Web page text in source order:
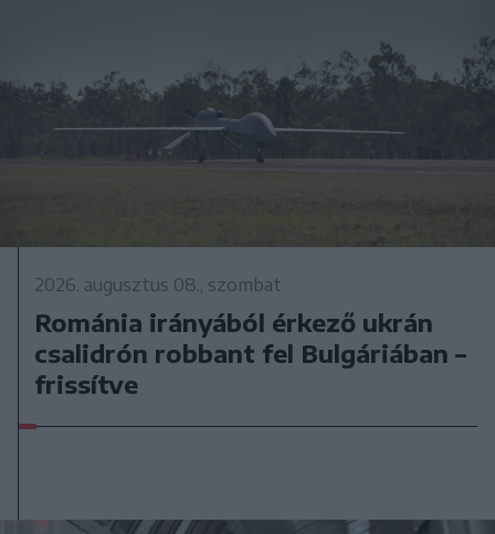
2026. augusztus 08., szombat
Románia irányából érkező ukrán
csalidrón robbant fel Bulgáriában –
frissítve